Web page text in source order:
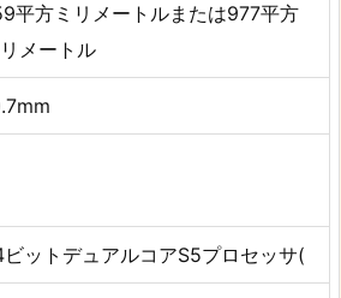
平方ミリメートルまたは977平方
メートル
ットデュアルコアS5プロセッサ(